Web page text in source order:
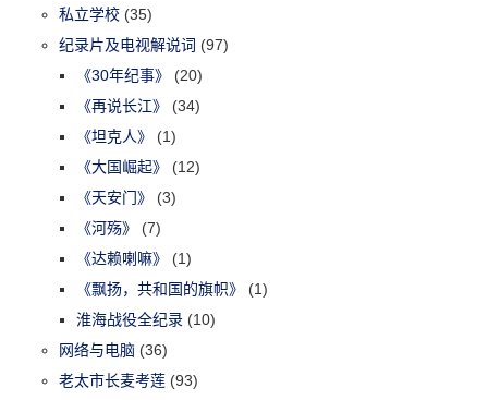
私立学校 (35)
纪录片及电视解说词 (97)
《30年纪事》
(20)
《再说长江》
(34)
《坦克人》
(1)
《大国崛起》
(12)
《天安门》
(3)
《河殇》
(7)
《达赖喇嘛》
(1)
《飘扬，共和国的旗帜》
(1)
淮海战役全纪录 (10)
网络与电脑 (36)
老太市长麦考莲 (93)